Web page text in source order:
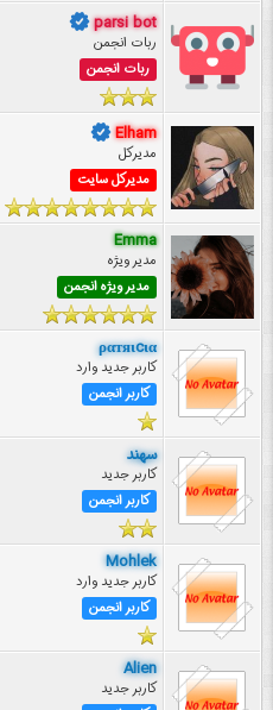
parsi bot
ربات انجمن
ربات انجمن
Elham
مدیرکل
مدیرکل سایت
Emma
مدیر ویژه
مدیر ویژه انجمن
ραтяιcια
کاربر جدید وارد
کاربر انجمن
سهند
کاربر جدید
کاربر انجمن
Mohlek
کاربر جدید وارد
کاربر انجمن
Alien
کاربر جدید